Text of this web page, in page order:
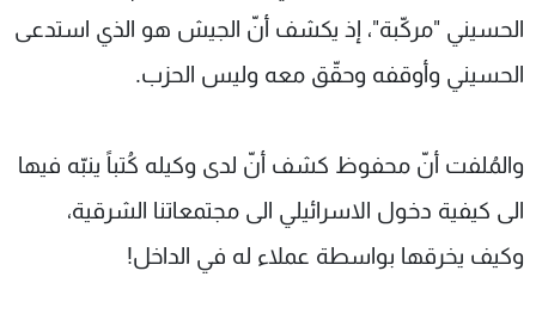
الحسيني "مركّبة"، إذ يكشف أنّ الجيش هو الذي استدعى
الحسيني وأوقفه وحقّق معه وليس الحزب.
والمُلفت أنّ محفوظ كشف أنّ لدى وكيله كُتباً ينبّه فيها
الى كيفية دخول الاسرائيلي الى مجتمعاتنا الشرقية،
وكيف يخرقها بواسطة عملاء له في الداخل!